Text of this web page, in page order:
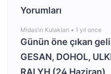
Yorumları
Midas’ın Kulakları • 1 yıl once
Günün öne çıkan
GESAN, DOHOL,
RALYH (24 Haziran)